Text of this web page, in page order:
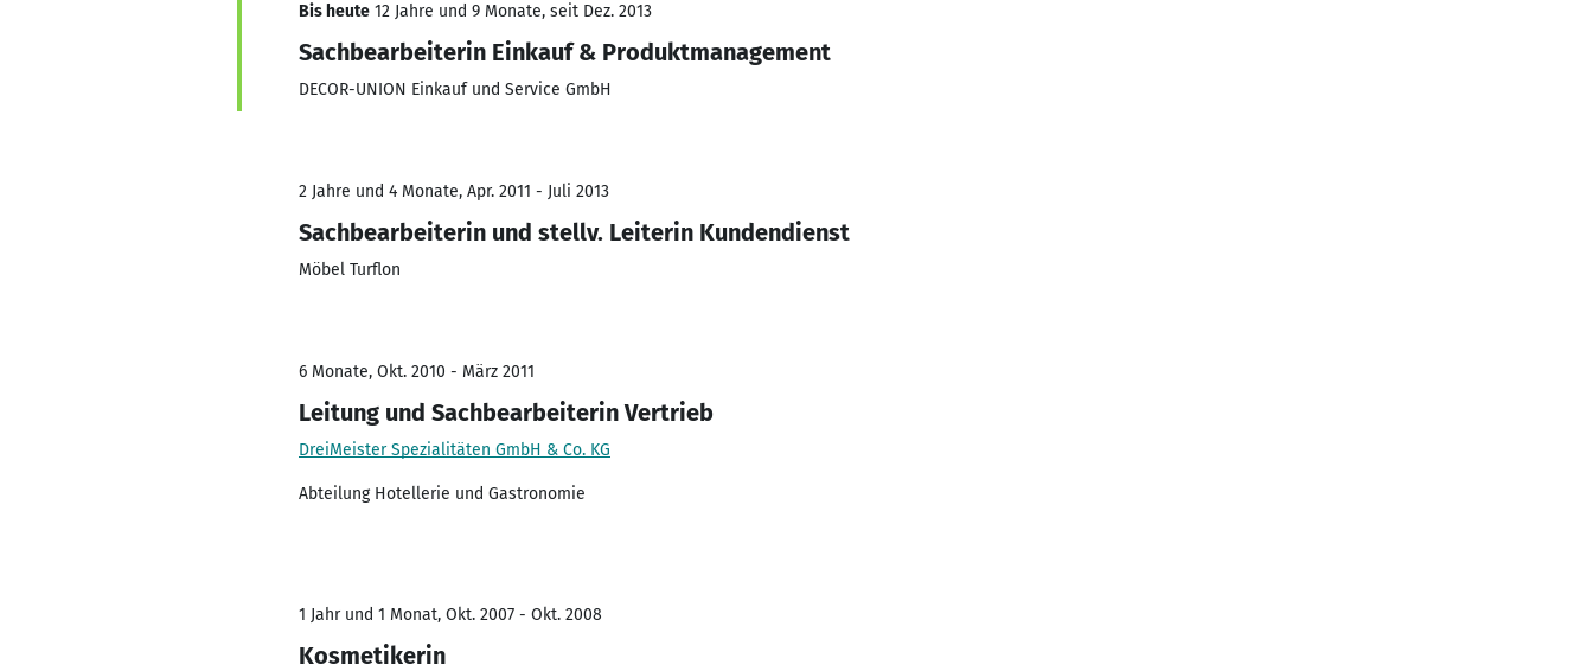
Bis heute 12 Jahre und 9 Monate, seit Dez. 2013
Sachbearbeiterin Einkauf & Produktmanagement
DECOR-UNION Einkauf und Service GmbH
2 Jahre und 4 Monate, Apr. 2011 - Juli 2013
Sachbearbeiterin und stellv. Leiterin Kundendienst
Möbel Turflon
6 Monate, Okt. 2010 - März 2011
Leitung und Sachbearbeiterin Vertrieb
DreiMeister Spezialitäten GmbH & Co. KG
Abteilung Hotellerie und Gastronomie
1 Jahr und 1 Monat, Okt. 2007 - Okt. 2008
Kosmetikerin